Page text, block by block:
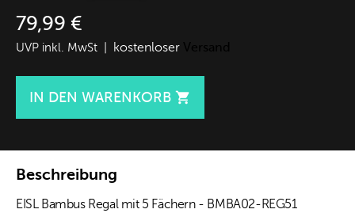
79,99 €
UVP inkl. MwSt | kostenloser
IN DEN WARENKORB 
Beschreibung
EISL Bambus Regal mit 5 Fächern - BMBA02-REG51